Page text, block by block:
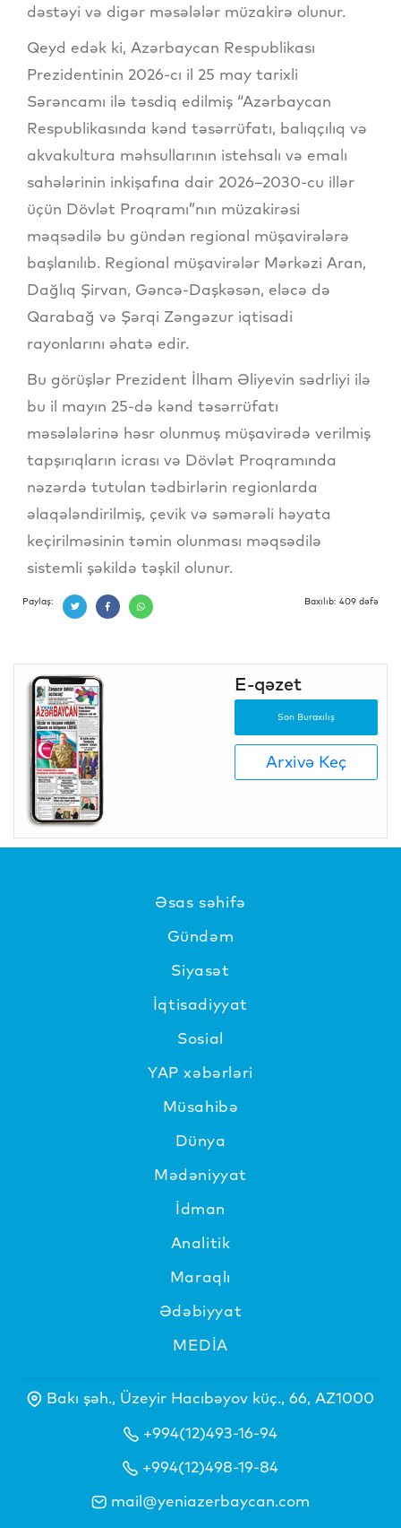
dəstəyi və digər məsələlər müzakirə olunur.
Qeyd edək ki, Azərbaycan Respublikası
Prezidentinin 2026-cı il 25 may tarixli
Sərəncamı ilə təsdiq edilmiş “Azərbaycan
Respublikasında kənd təsərrüfatı, balıqçılıq və
akvakultura məhsullarının istehsalı və emalı
sahələrinin inkişafına dair 2026–2030-cu illər
üçün Dövlət Proqramı”nın müzakirəsi
məqsədilə bu gündən regional müşavirələrə
başlanılıb. Regional müşavirələr Mərkəzi Aran,
Dağlıq Şirvan, Gəncə-Daşkəsən, eləcə də
Qarabağ və Şərqi Zəngəzur iqtisadi
rayonlarını əhatə edir.
Bu görüşlər Prezident İlham Əliyevin sədrliyi ilə
bu il mayın 25-də kənd təsərrüfatı
məsələlərinə həsr olunmuş müşavirədə verilmiş
tapşırıqların icrası və Dövlət Proqramında
nəzərdə tutulan tədbirlərin regionlarda
əlaqələndirilmiş, çevik və səmərəli həyata
keçirilməsinin təmin olunması məqsədilə
sistemli şəkildə təşkil olunur.
Paylaş: Baxılıb: 409 dəfə
E-qəzet
Son Buraxılış
Arxivə Keç
Əsas səhifə
Gündəm
Siyasət
İqtisadiyyat
Sosial
YAP xəbərləri
Müsahibə
Dünya
Mədəniyyat
İdman
Analitik
Maraqlı
Ədəbiyyat
MEDİA
Bakı şəh., Üzeyir Hacıbəyov küç., 66, AZ1000
+994(12)493-16-94
+994(12)498-19-84
mail@yeniazerbaycan.com